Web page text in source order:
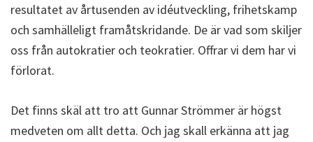
resultatet av årtusenden av idéutveckling, frihetskamp
och samhälleligt framåtskridande. De är vad som skiljer
oss från autokratier och teokratier. Offrar vi dem har vi
förlorat.
Det finns skäl att tro att Gunnar Strömmer är högst
medveten om allt detta. Och jag skall erkänna att jag